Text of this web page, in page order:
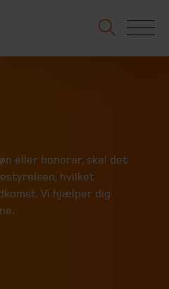
eller honorar, skal det
hvilket
Vi hjælper dig